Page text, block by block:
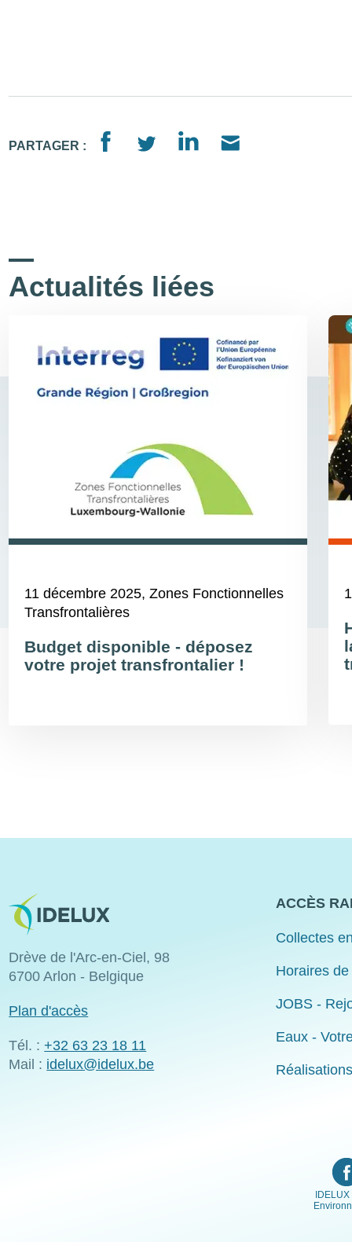
PARTAGER :
Actualités liées
11 décembre 2025, Zones Fonctionnelles
Transfrontalières
Budget disponible - déposez
votre projet transfrontalier !
Image
Drève de l'Arc-en-Ciel, 98
6700 Arlon - Belgique
Plan d'accès
Tél. :+32 63 23 18 11
Mail : idelux@idelux.be
ACCÈS
Collectes
Horaires
JOBS -
Eaux -